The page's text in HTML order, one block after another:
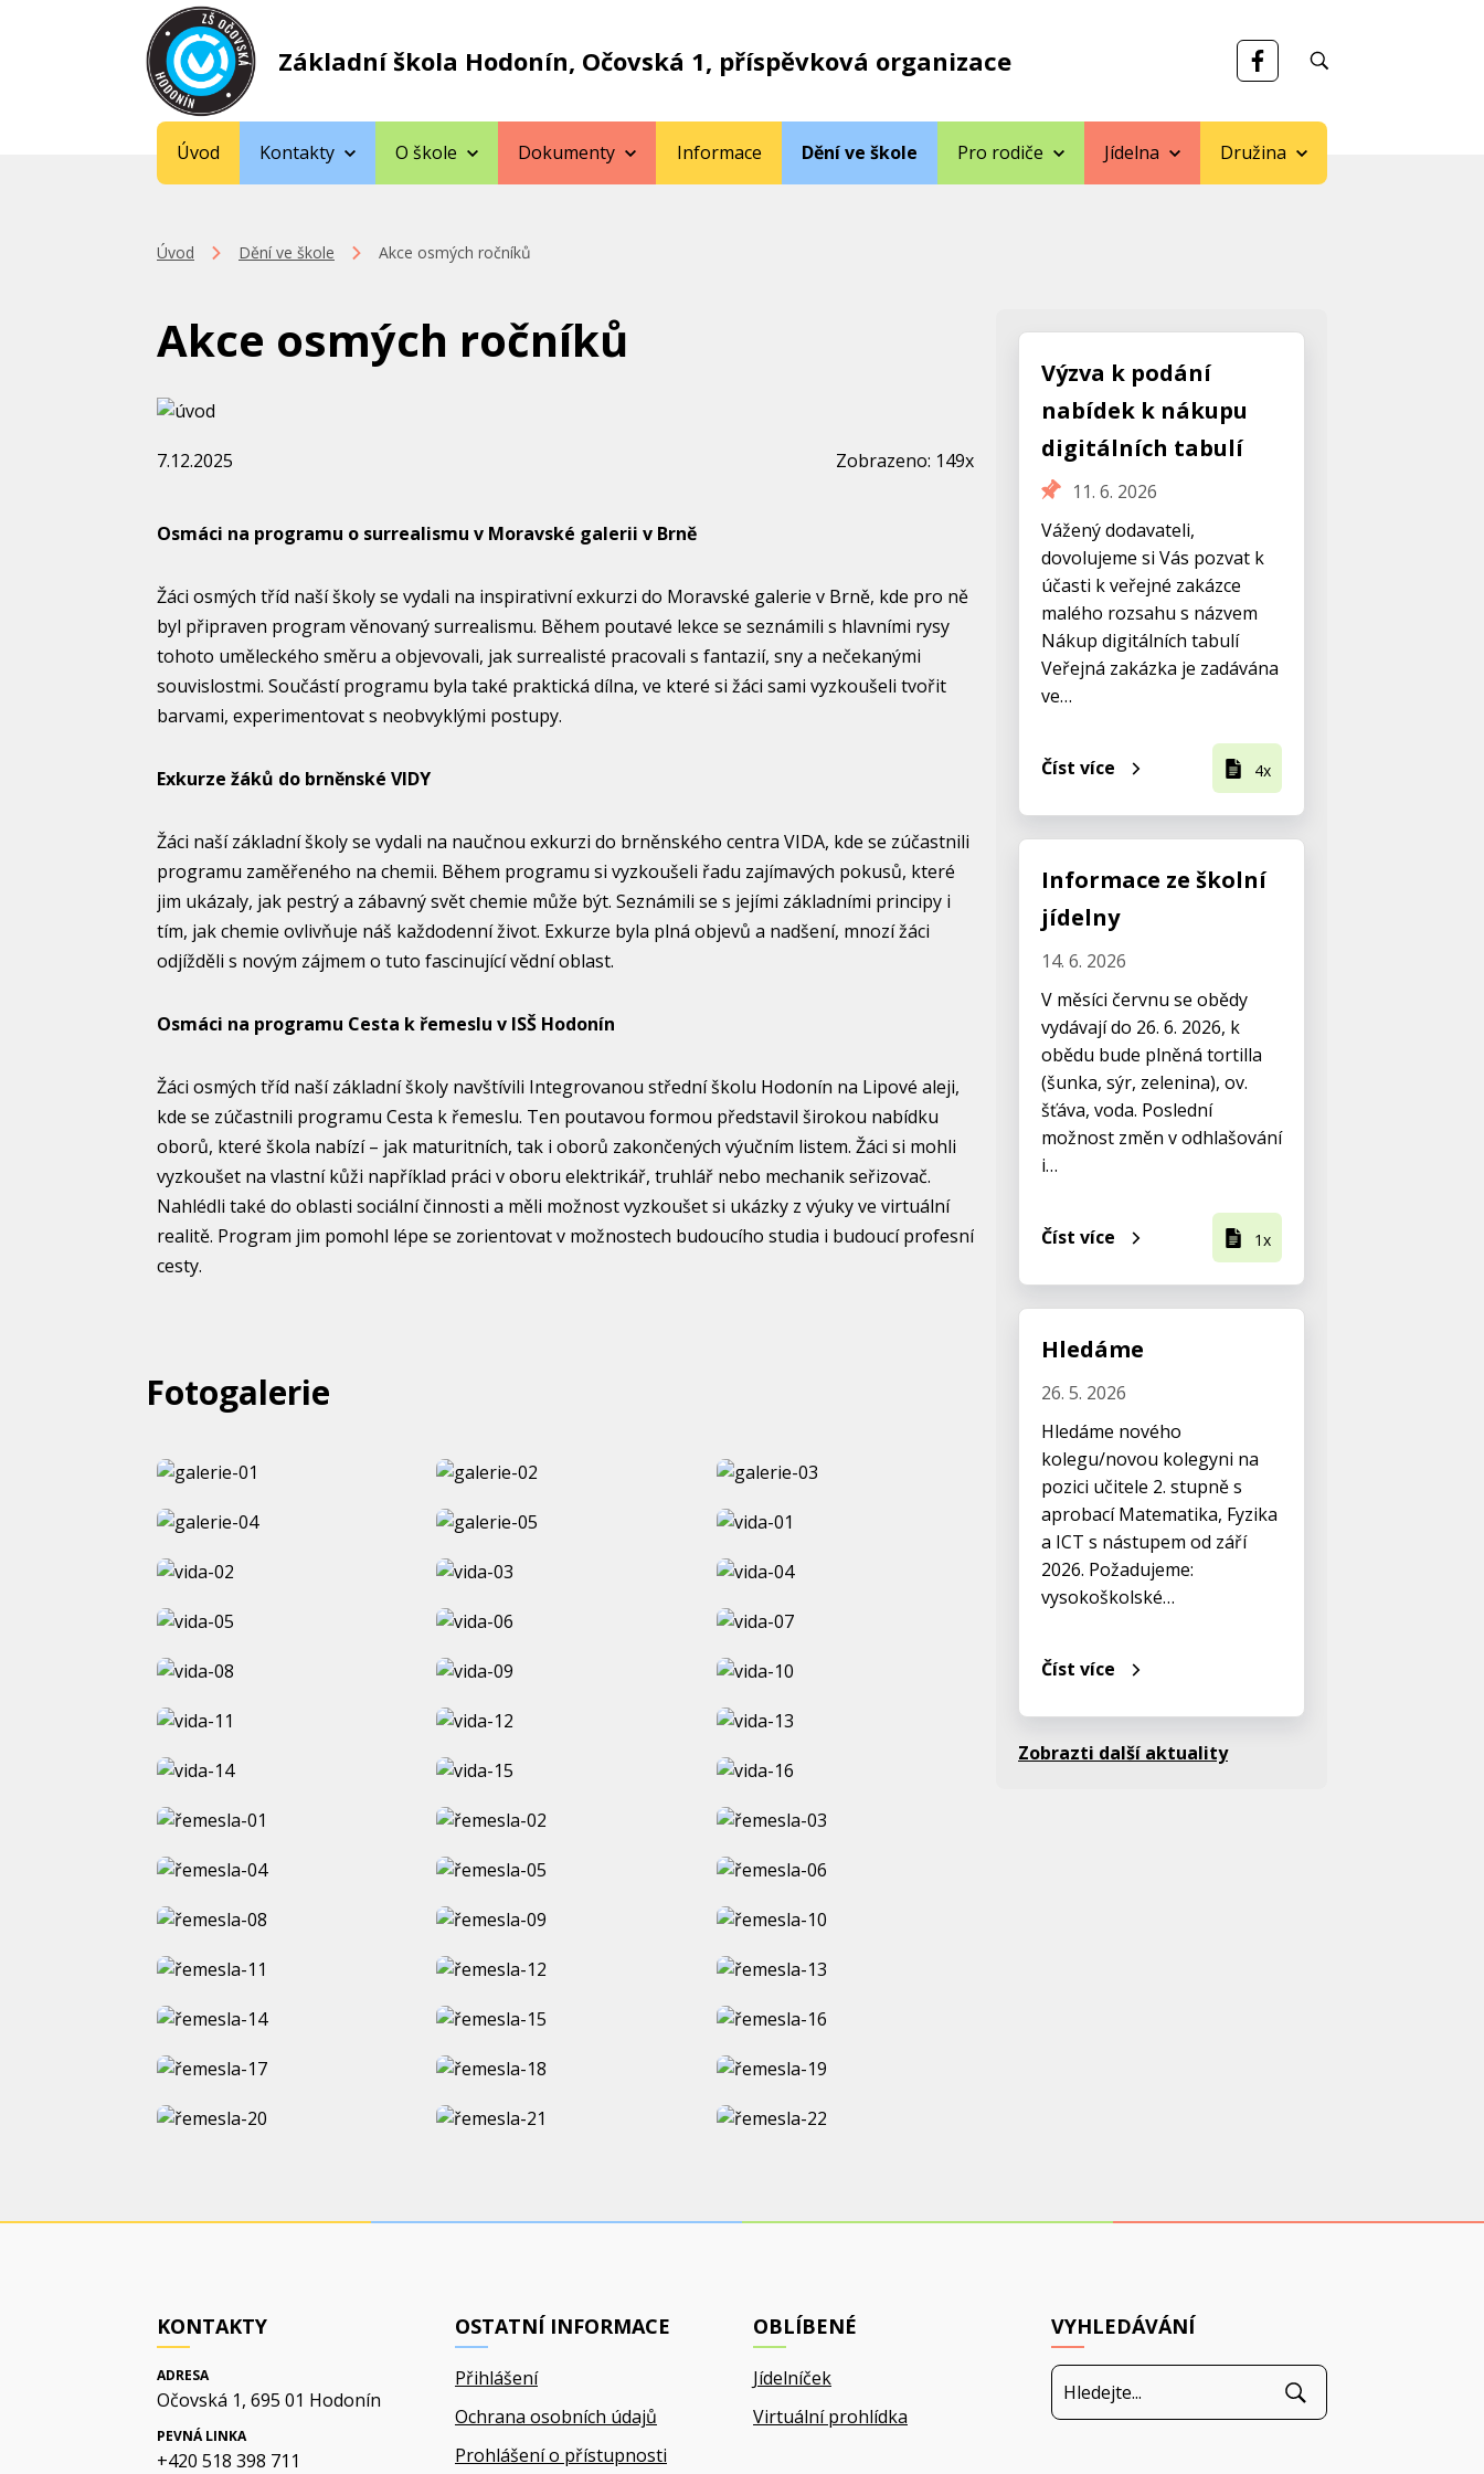
Základní škola Hodonín, Očovská 1, příspěvková organizace
Úvod Kontakty O škole Dokumenty Informace Dění ve škole Pro rodiče Jídelna Družina
Úvod Dění ve škole Akce osmých ročníků
Akce osmých ročníků
7.12.2025 Zobrazeno: 149x
Osmáci na programu o surrealismu v Moravské galerii v Brně
Žáci osmých tříd naší školy se vydali na inspirativní exkurzi do Moravské galerie v Brně, kde pro ně
byl připraven program věnovaný surrealismu. Během poutavé lekce se seznámili s hlavními rysy
tohoto uměleckého směru a objevovali, jak surrealisté pracovali s fantazií, sny a nečekanými
souvislostmi. Součástí programu byla také praktická dílna, ve které si žáci sami vyzkoušeli tvořit
barvami, experimentovat s neobvyklými postupy.
Exkurze žáků do brněnské VIDY
Žáci naší základní školy se vydali na naučnou exkurzi do brněnského centra VIDA, kde se zúčastnili
programu zaměřeného na chemii. Během programu si vyzkoušeli řadu zajímavých pokusů, které
jim ukázaly, jak pestrý a zábavný svět chemie může být. Seznámili se s jejími základními principy i
tím, jak chemie ovlivňuje náš každodenní život. Exkurze byla plná objevů a nadšení, mnozí žáci
odjížděli s novým zájmem o tuto fascinující vědní oblast.
Osmáci na programu Cesta k řemeslu v ISŠ Hodonín
Žáci osmých tříd naší základní školy navštívili Integrovanou střední školu Hodonín na Lipové aleji,
kde se zúčastnili programu Cesta k řemeslu. Ten poutavou formou představil širokou nabídku
oborů, které škola nabízí – jak maturitních, tak i oborů zakončených výučním listem. Žáci si mohli
vyzkoušet na vlastní kůži například práci v oboru elektrikář, truhlář nebo mechanik seřizovač.
Nahlédli také do oblasti sociální činnosti a měli možnost vyzkoušet si ukázky z výuky ve virtuální
realitě. Program jim pomohl lépe se zorientovat v možnostech budoucího studia i budoucí profesní
cesty.
Fotogalerie
Výzva k podání
nabídek k nákupu
digitálních tabulí
11. 6. 2026
Vážený dodavateli,
dovolujeme si Vás pozvat k
účasti k veřejné zakázce
malého rozsahu s názvem
Nákup digitálních tabulí
Veřejná zakázka je zadávána
ve…
Číst více 4x
Informace ze školní
jídelny
14. 6. 2026
V měsíci červnu se obědy
vydávají do 26. 6. 2026, k
obědu bude plněná tortilla
(šunka, sýr, zelenina), ov.
šťáva, voda. Poslední
možnost změn v odhlašování
i…
Číst více 1x
Hledáme
26. 5. 2026
Hledáme nového
kolegu/novou kolegyni na
pozici učitele 2. stupně s
aprobací Matematika, Fyzika
a ICT s nástupem od září
2026. Požadujeme:
vysokoškolské…
Číst více
Zobrazti další aktuality
KONTAKTY
ADRESA
Očovská 1, 695 01 Hodonín
PEVNÁ LINKA
+420 518 398 711
OSTATNÍ INFORMACE
Přihlášení
Ochrana osobních údajů
Prohlášení o přístupnosti
OBLÍBENÉ
Jídelníček
Virtuální prohlídka
VYHLEDÁVÁNÍ